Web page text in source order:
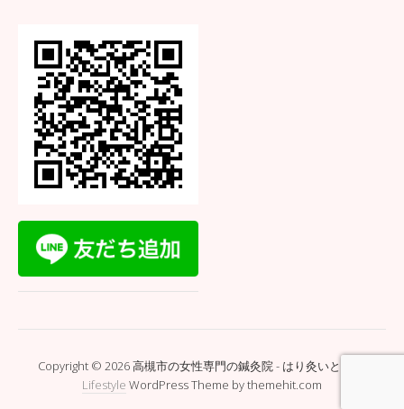
Copyright © 2026 高槻市の女性専門の鍼灸院 - はり灸いとぐち.
Lifestyle WordPress Theme by themehit.com